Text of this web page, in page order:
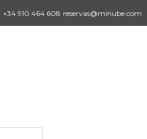
+34 910 464 608 reservas@minube.com